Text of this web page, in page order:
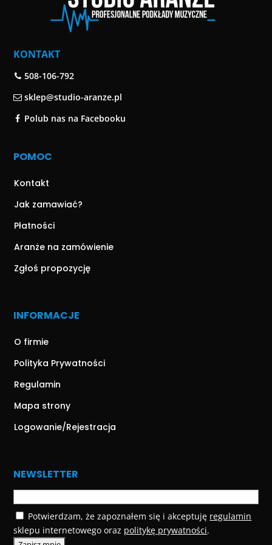
KONTAKT
508-106-792
sklep@studio-aranze.pl
Polub nas na Facebooku
POMOC
Kontakt
Jak zamawiać?
Płatności
Aranże na zamówienie
Zgłoś propozycję
INFORMACJE
O firmie
Polityka Prywatności
Regulamin
Mapa strony
Logowanie/Rejestracja
NEWSLETTER
Potwierdzam, że zapoznałem się i akceptuję regulamin
sklepu internetowego oraz politykę prywatności.